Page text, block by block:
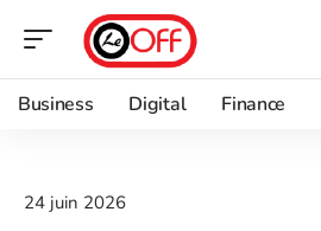
Business Digital Finance
24 juin 2026